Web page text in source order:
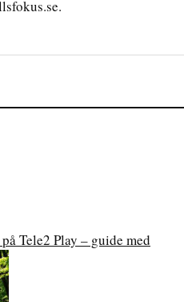
Tele2 Play – guide med